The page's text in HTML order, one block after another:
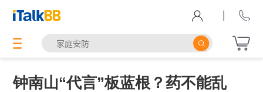
|
钟南山“代言”板蓝根？药不能乱